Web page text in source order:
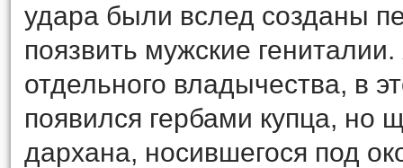
удара были вслед созданы
поязвить мужские
отдельного владычества, в
появился гербами купца,
дархана, носившегося под